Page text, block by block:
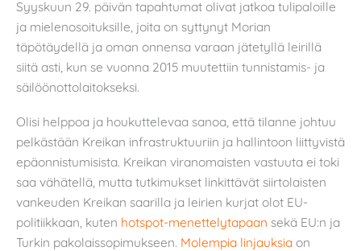
Syyskuun 29. päivän tapahtumat olivat jatkoa tulipaloille
ja mielenosoituksille, joita on syttynyt Morian
täpötäydellä ja oman onnensa varaan jätetyllä leirillä
siitä asti, kun se vuonna 2015 muutettiin tunnistamis- ja
säilöönottolaitokseksi.
Olisi helppoa ja houkuttelevaa sanoa, että tilanne johtuu
pelkästään Kreikan infrastruktuuriin ja hallintoon liittyvistä
epäonnistumisista. Kreikan viranomaisten vastuuta ei toki
saa vähätellä, mutta tutkimukset linkittävät siirtolaisten
vankeuden Kreikan saarilla ja leirien kurjat olot EU-
politiikkaan, kuten hotspot-menettelytapaan sekä EU:n ja
Turkin pakolaissopimukseen. Molempia linjauksia on